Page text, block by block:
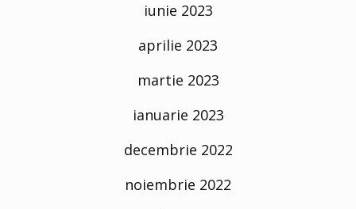
iunie 2023
aprilie 2023
martie 2023
ianuarie 2023
decembrie 2022
noiembrie 2022